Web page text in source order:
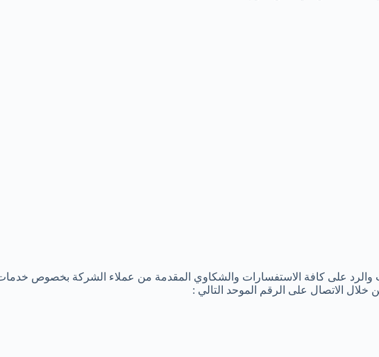
والرد على كافة الاستفسارات والشكاوي المقدمة من عملاء الشركة بخصوص
الاتصال على الرقم الموحد التالي :